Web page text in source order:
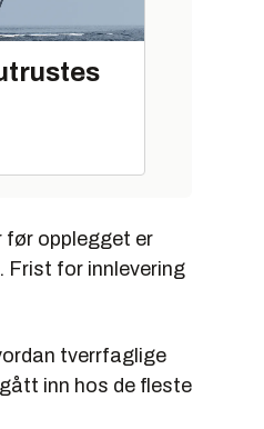
før opplegget er
Frist for innlevering
tverrfaglige
inn hos de fleste